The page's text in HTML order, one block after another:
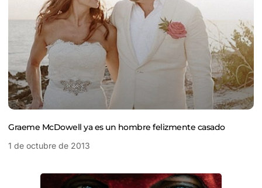
Graeme McDowell ya es un hombre felizmente casado
1 de octubre de 2013